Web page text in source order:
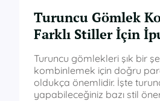
Turuncu Gömlek
Farklı Stiller İçin
Turuncu gömlekleri şık bir
kombinlemek için doğru
oldukça önemlidir. İşte
yapabileceğiniz bazı stil